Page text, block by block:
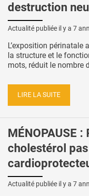
destruction
Actualité publiée il y a 7
L’exposition périnatale
la structure et le
mots, réduit le nombre
LIRE LA SUITE
MÉNOPAUSE
cholestérol
Actualité publiée il y a 7